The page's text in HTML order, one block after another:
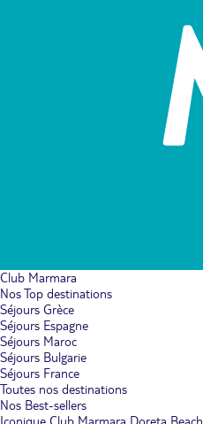
Club Marmara
Nos Top destinations
Séjours Grèce
Séjours Espagne
Séjours Maroc
Séjours Bulgarie
Séjours France
Toutes nos destinations
Nos Best-sellers